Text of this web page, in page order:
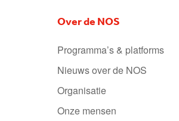
Over de NOS
Programma’s & platforms
Nieuws over de NOS
Organisatie
Onze mensen